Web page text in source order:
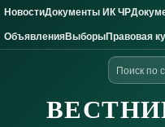
Skip to content
НовостиДокументы ИК ЧР
ОбъявленияВыборыПравовая
Поиск
по